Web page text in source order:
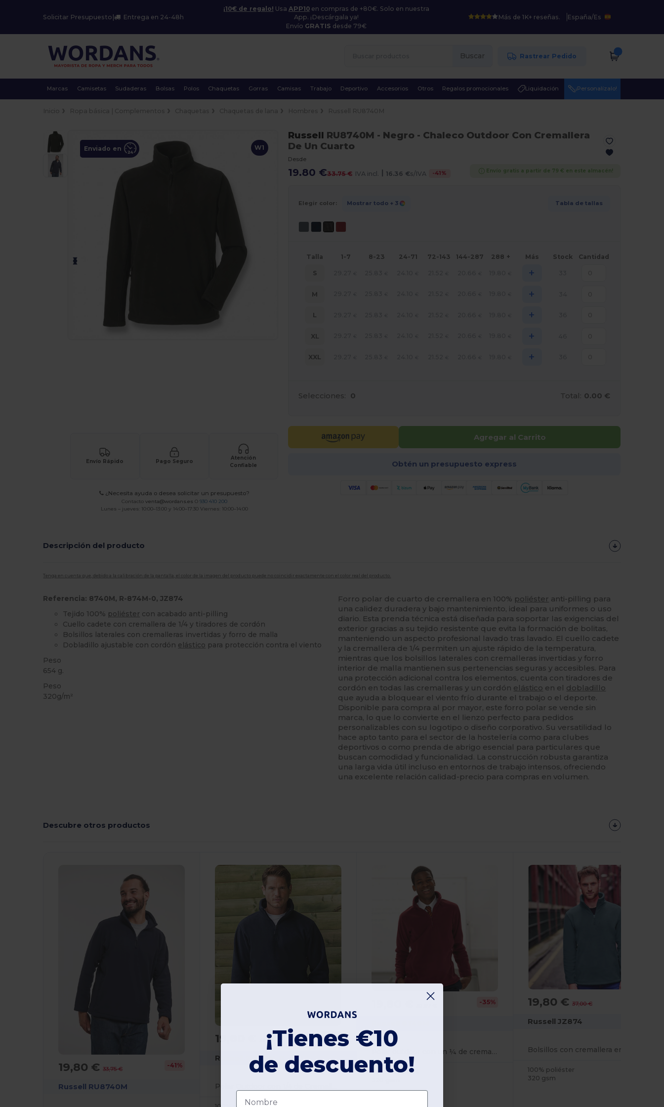
Solicitar Presupuesto Entrega en 24-48h
¡10€ de regalo! Usa APP10en compras de +80€. Solo en nuestra
App. ¡Descárgala ya!
Envío GRATIS desde 79€
Más de 1K+ reseñas. España/Es
Buscar Rastrear Pedido
Marcas Camisetas Sudaderas Bolsas Polos Chaquetas Gorras Camisas Trabajo Deportivo Accesorios Otros Regalos promocionales Liquidación ¡Personalízalo!
W1
Enviado en
Envío Rápido Pago Seguro
Atención
Confiable
¿Necesita ayuda o desea solicitar un presupuesto?
Contacto venta@wordans.es O 930 410 200
Lunes – jueves: 10:00–13:00 y 14:00–17:30 Viernes: 10:00–14:00
Russell RU8740M - Negro - Chaleco Outdoor Con Cremallera
De Un Cuarto
Desde
19.80 €33.75 € IVA incl. | 16.36 €s/IVA -41% Envío gratis a partir de 79 € en este almacén!
Elegir color: Mostrar todo + 3 Tabla de tallas
Talla 1-7 8-23 24-71 72-143 144-287 288 + Más Stock Cantidad
S +
M +
L +
XL +
XXL +
Selecciones: 0 Total: 0.00 €
Agregar al Carrito
Obtén un presupuesto express
Descripción del producto
Tenga en cuenta que, debido a la calibración de la pantalla, el color de la imagen del producto puede no coincidir exactamente con el color real del producto.
Referencia: 8740M, R-874M-0, JZ874
Tejido 100% poliéster con acabado anti-pilling
Cuello cadete con cremallera de 1/4 y tiradores de cordón
Bolsillos laterales con cremalleras invertidas y forro de malla
Dobladillo ajustable con cordón elástico para protección contra el viento
Peso
654 g.
Peso
320g/m²
Forro polar de cuarto de cremallera en 100% poliéster anti-pilling para
una calidez duradera y bajo mantenimiento, ideal para uniformes o uso
diario. Esta prenda técnica está diseñada para soportar las exigencias del
exterior gracias a su tejido resistente que evita la formación de bolitas,
manteniendo un aspecto profesional lavado tras lavado. El cuello cadete
y la cremallera de 1/4 permiten un ajuste rápido de la temperatura,
mientras que los bolsillos laterales con cremalleras invertidas y forro
interior de malla mantienen sus pertenencias seguras y accesibles. Para
una protección adicional contra los elementos, cuenta con tiradores de
cordón en todas las cremalleras y un cordón elástico en el dobladillo
que ayuda a bloquear el viento frío durante el trabajo o el deporte.
Disponible para compra al por mayor, este forro polar se vende sin
marca, lo que lo convierte en el lienzo perfecto para pedidos
personalizables con su logotipo o diseño corporativo. Su versatilidad lo
hace apto tanto para el sector de la hostelería como para clubes
deportivos o como prenda de abrigo esencial para particulares que
buscan comodidad y funcionalidad. La construcción robusta garantiza
una larga vida útil incluso en entornos de trabajo intensos, ofreciendo
una excelente relación calidad-precio para compras en volumen.
Descubre otros productos
19,80 €33,75 € -41%
Russell RU8740M
19,80 € 33,46 € -41%
Russell R-874M-0
-35%
Polar outdoor con un ¼ de cremallera
Con cremallera
19,80 €37,00 €
Russell JZ874
100% poliéster
320 gsm
¡Tienes €10
de descuento!
Nombre